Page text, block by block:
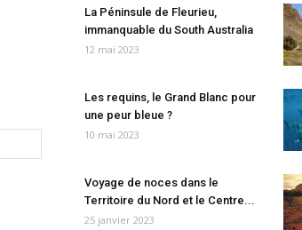
La Péninsule de Fleurieu,
immanquable du South Australia
12 mai 2023
Les requins, le Grand Blanc pour
une peur bleue ?
10 mai 2023
Voyage de noces dans le
Territoire du Nord et le Centre...
25 janvier 2023